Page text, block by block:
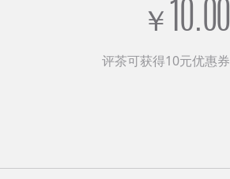
￥ 10.00
评茶可获得10元优惠券